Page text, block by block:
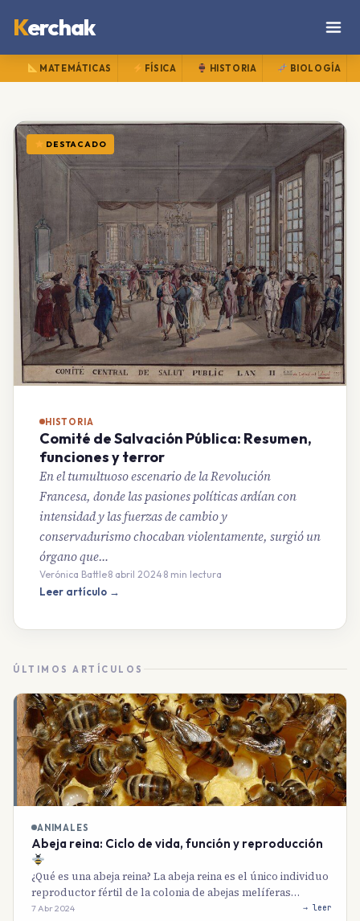
Kerchak
MATEMÁTICAS FÍSICA HISTORIA BIOLOGÍA
DESTACADO
HISTORIA
Comité de Salvación Pública: Resumen,
funciones y terror
En el tumultuoso escenario de la Revolución
Francesa, donde las pasiones políticas ardían con
intensidad y las fuerzas de cambio y
conservadurismo chocaban violentamente, surgió un
órgano que…
Verónica Battle·8 abril 2024·8 min lectura
Leer artículo →
ÚLTIMOS ARTÍCULOS
ANIMALES
Abeja reina: Ciclo de vida, función y reproducción
¿Qué es una abeja reina? La abeja reina es el único individuo
reproductor fértil de la colonia de abejas melíferas…
7 Abr 2024 → leer